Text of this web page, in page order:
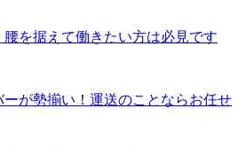
腰を据えて働きたい方は必見です
が勢揃い！運送のことならお任せ